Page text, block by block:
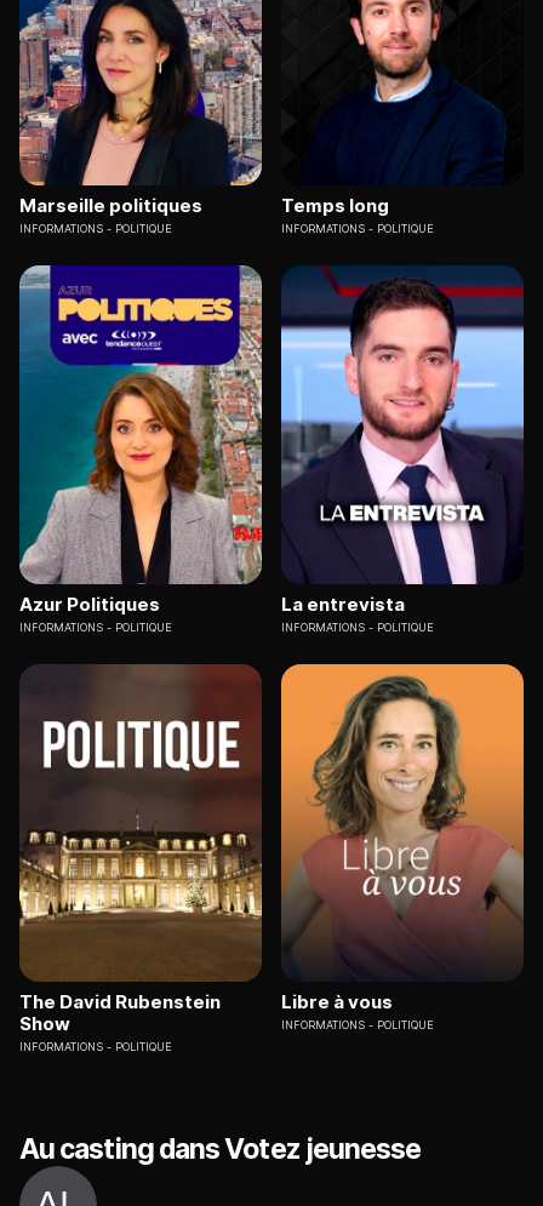
Marseille politiques
INFORMATIONS POLITIQUE
Temps long
INFORMATIONS POLITIQUE
Azur Politiques
INFORMATIONS POLITIQUE
La entrevista
INFORMATIONS POLITIQUE
The David Rubenstein
Show
INFORMATIONS POLITIQUE
Libre à vous
INFORMATIONS POLITIQUE
Au casting dans Votez jeunesse